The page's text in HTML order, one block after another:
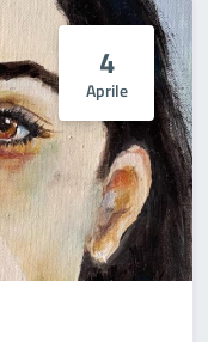
4
Aprile